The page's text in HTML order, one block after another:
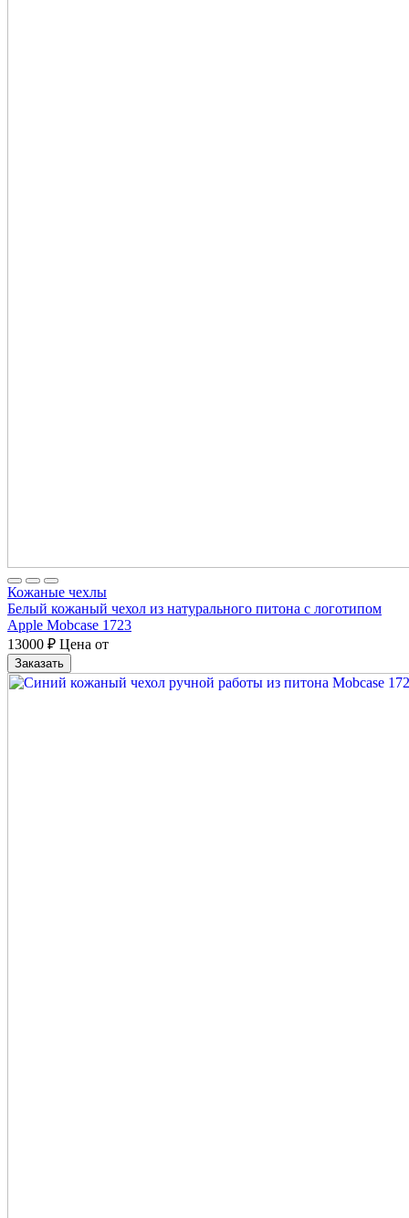
Кожаные чехлы
Белый кожаный чехол из натурального питона с логотипом
Apple Mobcase 1723
13000 ₽ Цена от
Заказать